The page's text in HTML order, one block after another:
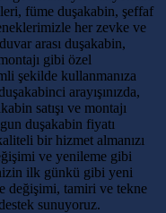
füme duşakabin, şeffaf
her zevke ve
arası duşakabin,
gibi özel
şekilde kullanmanıza
arayışınızda,
satışı ve montajı
duşakabin fiyatı
bir hizmet almanızı
ve yenileme gibi
ilk günkü gibi yeni
değişimi, tamiri ve tekne
sunuyoruz.